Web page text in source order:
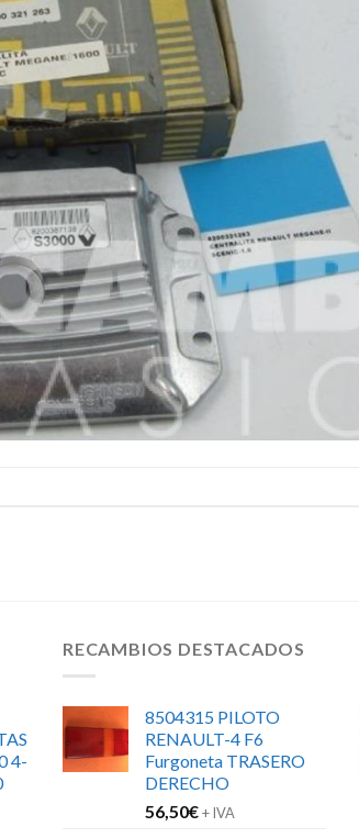
4-
RECAMBIOS DESTACADOS
8504315 PILOTO
RENAULT-4 F6
Furgoneta TRASERO
DERECHO
56,50€+ IVA